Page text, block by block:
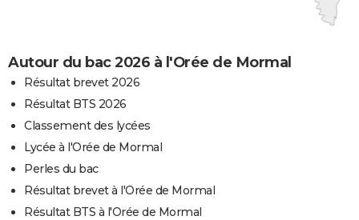
Autour du bac 2026 à l'Orée de Mormal
Résultat brevet 2026
Résultat BTS 2026
Classement des lycées
Lycée à l'Orée de Mormal
Perles du bac
Résultat brevet à l'Orée de Mormal
Résultat BTS à l'Orée de Mormal